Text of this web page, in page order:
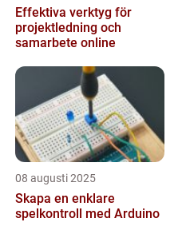
Effektiva verktyg för
projektledning och
samarbete online
08 augusti 2025
Skapa en enklare
spelkontroll med Arduino